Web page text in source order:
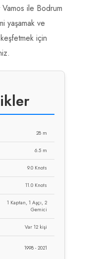
ile Bodrum
yaşamak ve
için
28 m
6.5 m
9.0 Knots
11.0 Knots
1 Kaptan, 1 Aşçı, 2
Gemici
Var 12 kişi
1998 - 2021